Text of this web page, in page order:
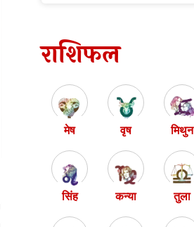
राशिफल
मेष वृष मिथुन
सिंह कन्या तुला